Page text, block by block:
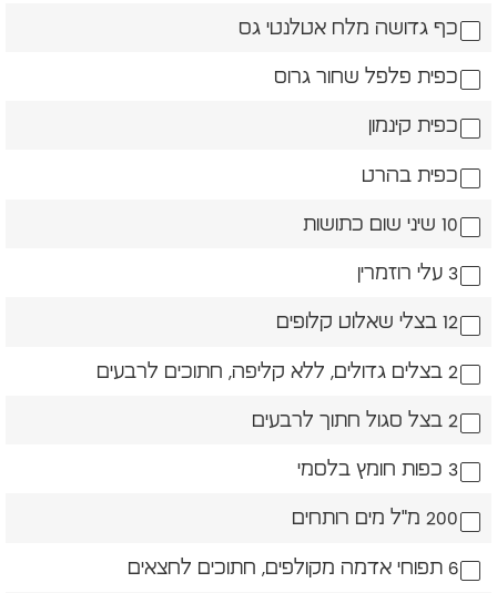
כף גדושה מלח אטלנטי גס
כפית פלפל שחור גרוס
כפית קינמון
כפית בהרט
10 שיני שום כתושות
3 עלי רוזמרין
12 בצלי שאלוט קלופים
2 בצלים גדולים, ללא קליפה, חתוכים לרבעים
2 בצל סגול חתוך לרבעים
3 כפות חומץ בלסמי
200 מ"ל מים רותחים
6 תפוחי אדמה מקולפים, חתוכים לחצאים